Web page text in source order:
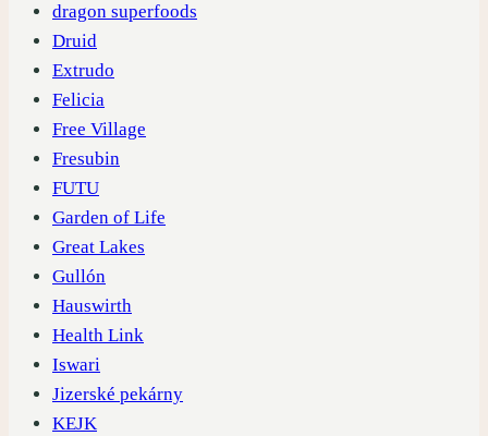
dragon superfoods
Druid
Extrudo
Felicia
Free Village
Fresubin
FUTU
Garden of Life
Great Lakes
Gullón
Hauswirth
Health Link
Iswari
Jizerské pekárny
KEJK